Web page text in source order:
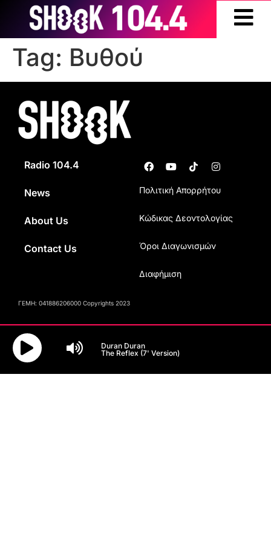
Tag: Βυθού
Radio 104.4
News
About Us
Contact Us
Πολιτική Απορρήτου
Κώδικας Δεοντολογίας
Όροι Διαγωνισμών
Διαφήμιση
ΓΕΜΗ: 041886206000 Copyrights 2023
Duran Duran
The Reflex (7' Version)